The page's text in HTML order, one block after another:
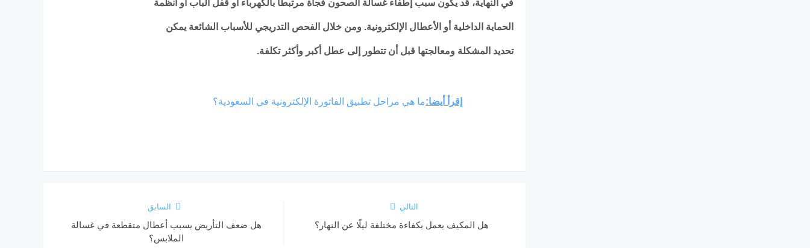
في النهاية، قد يكون سبب إطفاء غسالة الصحون فجأة مرتبطًا بالكهرباء أو قفل الباب أو أنظمة
الحماية الداخلية أو الأعطال الإلكترونية. ومن خلال الفحص التدريجي للأسباب الشائعة يمكن
تحديد المشكلة ومعالجتها قبل أن تتطور إلى عطل أكبر وأكثر تكلفة.
إقرأ أيضا:ما هي مراحل تطبيق الفاتورة الإلكترونية في السعودية؟
السابق
هل ضعف التأريض يسبب أعطال متقطعة في غسالة
الملابس؟
التالي
هل المكيف يعمل بكفاءة مختلفة ليلًا عن النهار؟